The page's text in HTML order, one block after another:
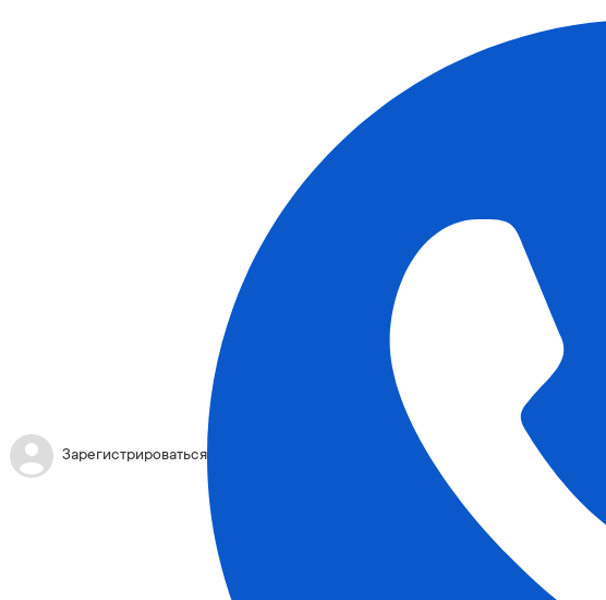
Зарегистрироваться